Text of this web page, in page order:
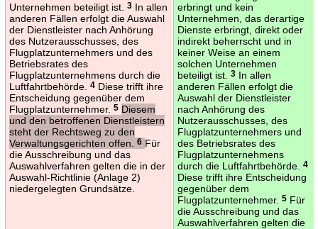
Unternehmen beteiligt ist.
3In allen
anderen Fällen erfolgt die Auswahl
der Dienstleister nach Anhörung
des Nutzerausschusses, des
Flugplatzunternehmers und des
Betriebsrates des
Flugplatzunternehmens durch die
Luftfahrtbehörde.
4Diese trifft ihre
Entscheidung gegenüber dem
Flugplatzunternehmer. 5 Diesem
und den betroffenen Dienstleistern
steht der Rechtsweg zu den
Verwaltungsgerichten offen.
6 Für
die Ausschreibung und das
Auswahlverfahren gelten die in der
Auswahl-Richtlinie (Anlage 2)
niedergelegten Grundsätze.
erbringt und kein
Unternehmen, das derartige
Dienste erbringt, direkt oder
indirekt beherrscht und in
keiner Weise an einem
solchen Unternehmen
beteiligt ist.
3In allen
anderen Fällen erfolgt die
Auswahl der Dienstleister
nach Anhörung des
Nutzerausschusses, des
Flugplatzunternehmers und
des Betriebsrates des
Flugplatzunternehmens
durch die Luftfahrtbehörde.
4
Diese trifft ihre Entscheidung
gegenüber dem
Flugplatzunternehmer. 5Für
die Ausschreibung und das
Auswahlverfahren gelten die